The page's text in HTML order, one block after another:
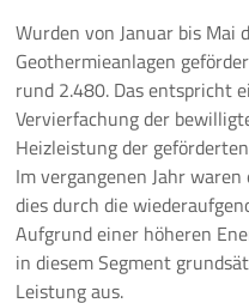
Pressemeldungen
Branchenmeldungen
Statements
Positionen
Jobs
Wurden von Januar bis Mai
Geothermieanlagen
rund 2.480. Das entspricht
Vervierfachung der
Heizleistung der
Im vergangenen Jahr
dies durch die
Aufgrund einer höheren
in diesem Segment
Leistung aus.